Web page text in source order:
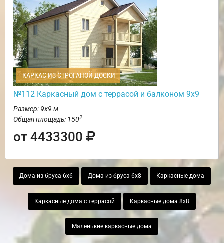
КАРКАС ИЗ СТРОГАНОЙ ДОСКИ
№112 Каркасный дом с террасой и балконом 9х9
Размер: 9х9 м
Общая площадь: 1502
от 4433300
Дома из бруса 6х6 Дома из бруса 6х8 Каркасные дома
Каркасные дома с террасой Каркасные дома 8х8
Маленькие каркасные дома